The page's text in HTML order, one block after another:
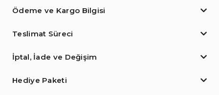
Ödeme ve Kargo Bilgisi
Teslimat Süreci
İptal, İade ve Değişim
Hediye Paketi